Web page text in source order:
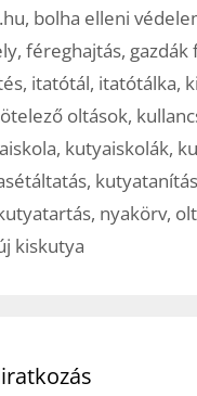
, bolha elleni
, féreghajtás, gazdák
, itatótál, itatótálka,
oltások,
, kutyaiskolák,
, kutyatanítás
, nyakörv,
kiskutya